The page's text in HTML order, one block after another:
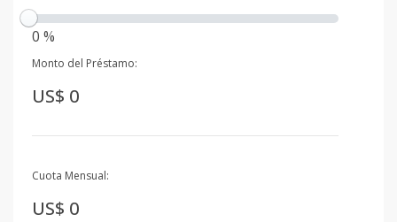
0 %
Monto del Préstamo:
US$ 0
Cuota Mensual:
US$ 0